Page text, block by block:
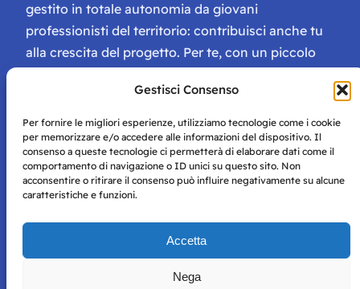
Gestisci Consenso
Per fornire le migliori esperienze, utilizziamo tecnologie come i cookie
per memorizzare e/o accedere alle informazioni del dispositivo. Il
consenso a queste tecnologie ci permetterà di elaborare dati come il
comportamento di navigazione o ID unici su questo sito. Non
acconsentire o ritirare il consenso può influire negativamente su alcune
caratteristiche e funzioni.
Accetta
Nega
gestito in totale autonomia da giovani
professionisti del territorio: contribuisci anche tu
alla crescita del progetto. Per te, con un piccolo
tessera di Storie Campane, libri e magazine gratis
e inviti ad eventi esclusivi!
Storie di Napoli è una testata registrata presso il tribunale di
per mero scopo didattico e informativo.